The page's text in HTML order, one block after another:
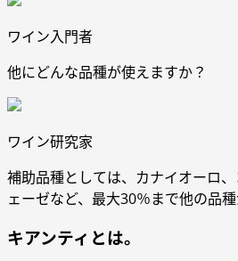
ワイン入門者
他にどんな品種が使えますか？
ワイン研究家
補助品種としては、カナイオーロ
ェーゼなど、最大30％まで他の品種
キアンティとは。